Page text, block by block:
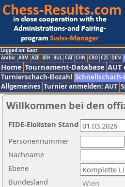
Logged on: Gast
Arabic ARM AZE BIH BUL CAT CHN CRO CZE DEN
Home Tournament-Database
Turnierschach-Elozahl Schnellschach-
Allgemeines Turnier anmelden: AUT
Willkommen bei den
Nachname
Ebene
Personennummer
Bundesland
FIDE-Elolisten Stand